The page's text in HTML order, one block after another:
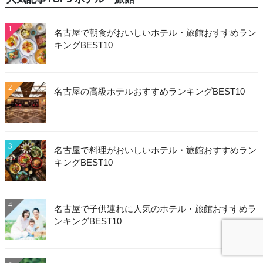
1
名古屋で朝食がおいしいホテル・旅館おすすめラン
キングBEST10
2 名古屋の高級ホテルおすすめランキングBEST10
3
名古屋で料理がおいしいホテル・旅館おすすめラン
キングBEST10
4
名古屋で子供連れに人気のホテル・旅館おすすめラ
ンキングBEST10